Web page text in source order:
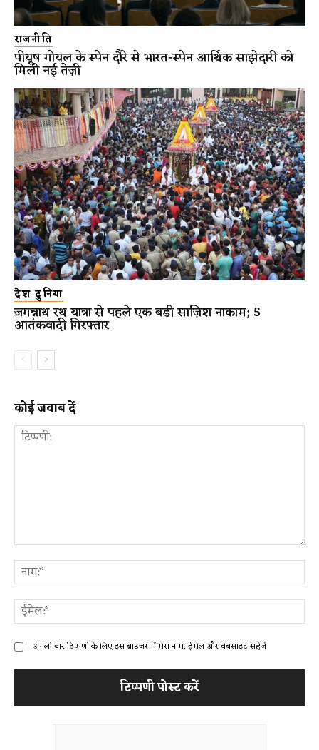
राजनीति
पीयूष गोयल के स्पेन दौरे से भारत-स्पेन आर्थिक साझेदारी को
मिली नई तेज़ी
देश दुनिया
जगन्नाथ रथ यात्रा से पहले एक बड़ी साज़िश नाकाम; 5
आतंकवादी गिरफ्तार
कोई जवाब दें
अगली बार टिप्पणी के लिए इस ब्राउज़र में मेरा नाम, ईमेल और वेबसाइट सहेजें